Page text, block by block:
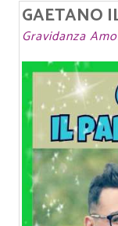
GAETANO
Gravidanza